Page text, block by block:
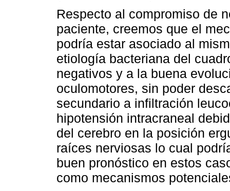
Respecto al compromiso de
paciente, creemos que el
podría estar asociado al
etiología bacteriana del
negativos y a la buena
oculomotores, sin poder
secundario a infiltración
hipotensión intracraneal
del cerebro en la posición
raíces nerviosas lo cual
buen pronóstico en estos
como mecanismos